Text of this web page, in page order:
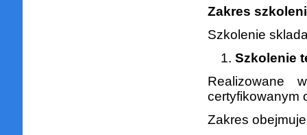
Zakres
Szkolenie
Szkolenie
Realizowane
certyfikowanym
Zakres